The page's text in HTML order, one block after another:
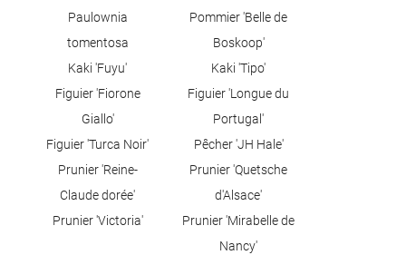
Paulownia
tomentosa
Pommier 'Belle de
Boskoop'
Kaki 'Fuyu'
Kaki 'Tipo'
Figuier 'Fiorone
Giallo'
Figuier 'Longue du
Portugal'
Figuier 'Turca Noir'
Pêcher 'JH Hale'
Prunier 'Reine-
Claude dorée'
Prunier 'Quetsche
d'Alsace'
Prunier 'Victoria'
Prunier 'Mirabelle de
Nancy'